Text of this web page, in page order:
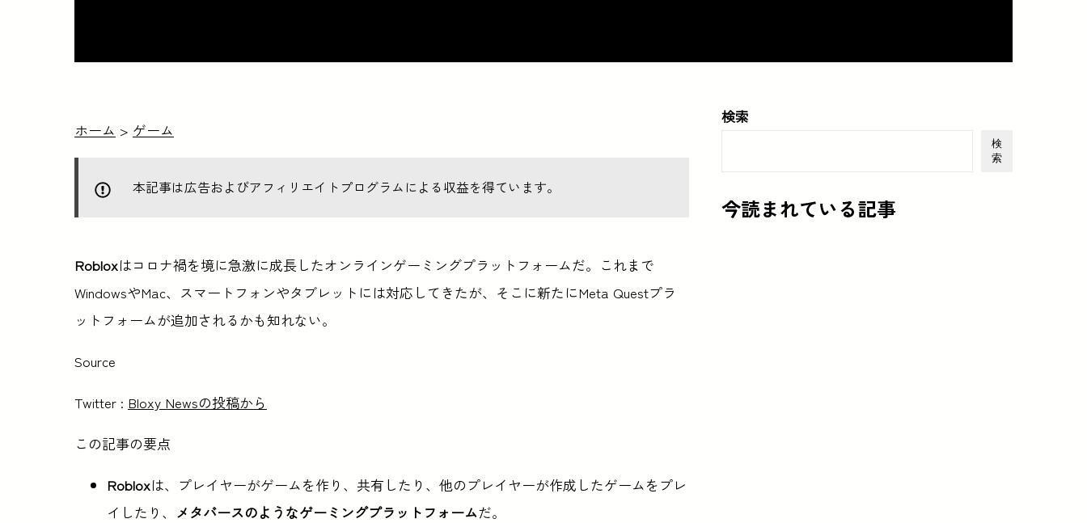
ホーム > ゲーム
本記事は広告およびアフィリエイトプログラムによる収益を得ています。
Robloxはコロナ禍を境に急激に成長したオンラインゲーミングプラットフォームだ。これまで
WindowsやMac、スマートフォンやタブレットには対応してきたが、そこに新たにMeta Questプラ
ットフォームが追加されるかも知れない。
Source
Twitter : Bloxy Newsの投稿から
この記事の要点
Robloxは、プレイヤーがゲームを作り、共有したり、他のプレイヤーが作成したゲームをプレ
イしたり、 メタバースのようなゲーミングプラットフォームだ。
検索
検
索
今読まれている記事